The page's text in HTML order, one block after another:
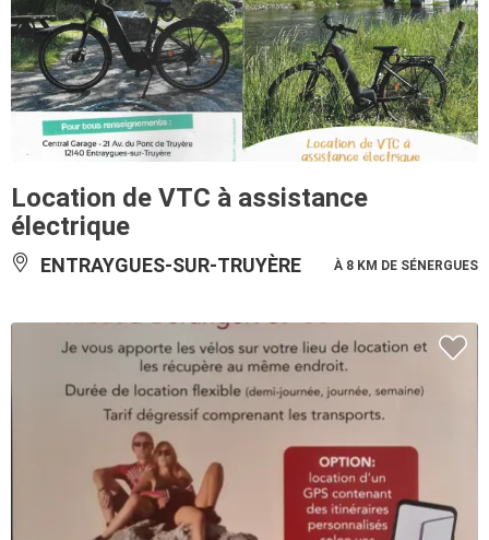
Location de VTC à assistance
électrique
ENTRAYGUES-SUR-TRUYÈRE À 8 KM DE SÉNERGUES